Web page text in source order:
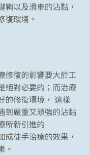
鞘以及滑車的沾黏，
復環境。
修復的影響要大於工
絕對必要的；而治療
的修復環境， 這樣
到嚴重又頑強的沾黏
所新引進的
成徒手治療的效果，
。